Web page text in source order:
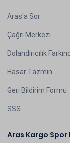
Aras'a Sor
Çağrı Merkezi
Dolandırıcılık
Hasar Tazmin
Geri Bildirim Formu
SSS
Aras Kargo Spor